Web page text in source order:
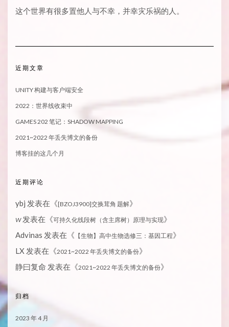
这个世界有很多置他人与不幸，并幸灾乐祸的人。
近期文章
UNITY 构建与客户端安全
2022：世界线收束中
GAMES 202 笔记：SHADOW MAPPING
2021~2022 年丢失博文的备份
博客挂的这几个月
近期评论
ybj 发表在《[BZOJ3900]交换茸角 题解》
W发表在《可持久化线段树（含主席树）原理与实现》
Advinas 发表在《 【生物】高中生物选修三：基因工程》
LX 发表在《2021~2022 年丢失博文的备份》
静曰复命 发表在《2021~2022 年丢失博文的备份》
归档
2023 年 4 月